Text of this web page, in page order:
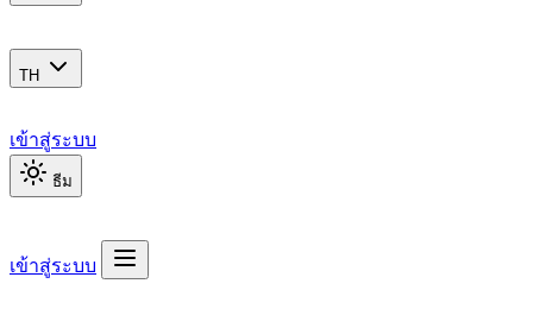
TH
เข้าสู่ระบบ
ธีม
เข้าสู่ระบบ